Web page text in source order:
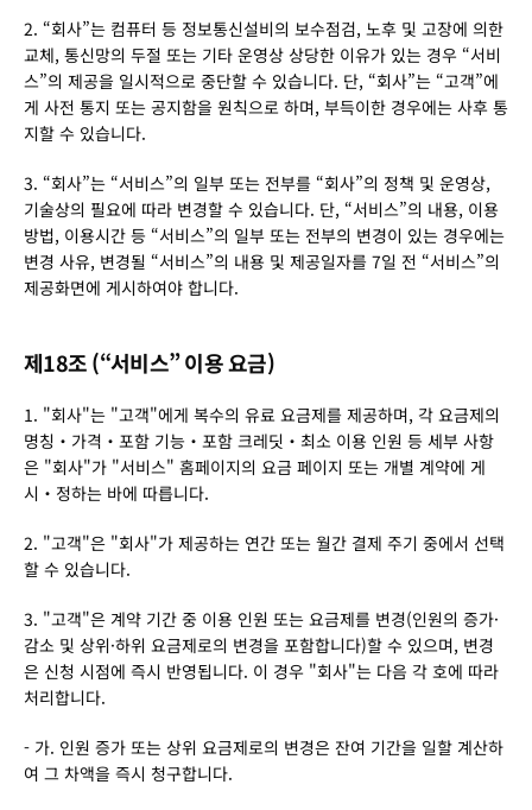
2. “회사”는 컴퓨터 등 정보통신설비의 보수점검, 노후 및 고장에 의한
교체, 통신망의 두절 또는 기타 운영상 상당한 이유가 있는 경우 “서비
스”의 제공을 일시적으로 중단할 수 있습니다. 단, “회사”는 “고객”에
게 사전 통지 또는 공지함을 원칙으로 하며, 부득이한 경우에는 사후 통
지할 수 있습니다.
3. “회사”는 “서비스”의 일부 또는 전부를 “회사”의 정책 및 운영상,
기술상의 필요에 따라 변경할 수 있습니다. 단, “서비스”의 내용, 이용
방법, 이용시간 등 “서비스”의 일부 또는 전부의 변경이 있는 경우에는
변경 사유, 변경될 “서비스”의 내용 및 제공일자를 7일 전 “서비스”의
제공화면에 게시하여야 합니다.
제18조 (“서비스” 이용 요금)
1. "회사"는 "고객"에게 복수의 유료 요금제를 제공하며, 각 요금제의
명칭・가격・포함 기능・포함 크레딧・최소 이용 인원 등 세부 사항
은 "회사"가 "서비스" 홈페이지의 요금 페이지 또는 개별 계약에 게
시・정하는 바에 따릅니다.
2. "고객"은 "회사"가 제공하는 연간 또는 월간 결제 주기 중에서 선택
할 수 있습니다.
3. "고객"은 계약 기간 중 이용 인원 또는 요금제를 변경(인원의 증가·
감소 및 상위·하위 요금제로의 변경을 포함합니다)할 수 있으며, 변경
은 신청 시점에 즉시 반영됩니다. 이 경우 "회사"는 다음 각 호에 따라
처리합니다.
- 가. 인원 증가 또는 상위 요금제로의 변경은 잔여 기간을 일할 계산하
여 그 차액을 즉시 청구합니다.